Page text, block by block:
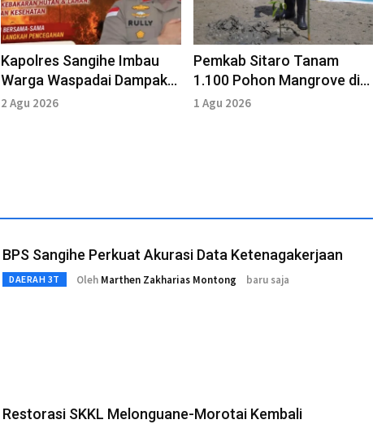
Kapolres Sangihe Imbau
Warga Waspadai Dampak
El Nino
2 Agu 2026
Pemkab Sitaro Tanam
1.100 Pohon Mangrove di
Kampung Kapeta
1 Agu 2026
BPS Sangihe Perkuat Akurasi Data Ketenagakerjaan
DAERAH 3T Oleh Marthen Zakharias Montong baru saja
Restorasi SKKL Melonguane-Morotai Kembali